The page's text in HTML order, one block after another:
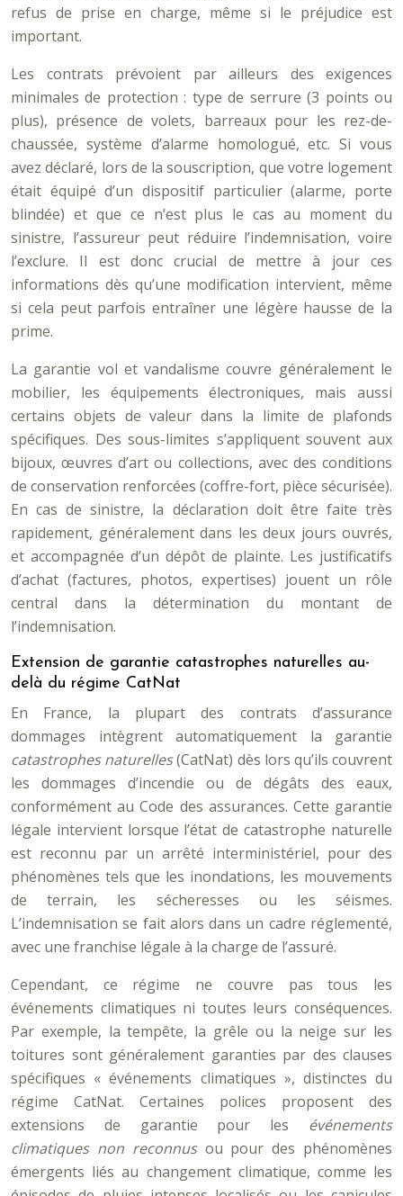
refus de prise en charge, même si le préjudice est
important.
Les contrats prévoient par ailleurs des exigences
minimales de protection : type de serrure (3 points ou
plus), présence de volets, barreaux pour les rez-de-
chaussée, système d’alarme homologué, etc. Si vous
avez déclaré, lors de la souscription, que votre logement
était équipé d’un dispositif particulier (alarme, porte
blindée) et que ce n’est plus le cas au moment du
sinistre, l’assureur peut réduire l’indemnisation, voire
l’exclure. Il est donc crucial de mettre à jour ces
informations dès qu’une modification intervient, même
si cela peut parfois entraîner une légère hausse de la
prime.
La garantie vol et vandalisme couvre généralement le
mobilier, les équipements électroniques, mais aussi
certains objets de valeur dans la limite de plafonds
spécifiques. Des sous-limites s’appliquent souvent aux
bijoux, œuvres d’art ou collections, avec des conditions
de conservation renforcées (coffre-fort, pièce sécurisée).
En cas de sinistre, la déclaration doit être faite très
rapidement, généralement dans les deux jours ouvrés,
et accompagnée d’un dépôt de plainte. Les justificatifs
d’achat (factures, photos, expertises) jouent un rôle
central dans la détermination du montant de
l’indemnisation.
Extension de garantie catastrophes naturelles au-
delà du régime CatNat
En France, la plupart des contrats d’assurance
dommages intègrent automatiquement la garantie
catastrophes naturelles(CatNat) dès lors qu’ils couvrent
les dommages d’incendie ou de dégâts des eaux,
conformément au Code des assurances. Cette garantie
légale intervient lorsque l’état de catastrophe naturelle
est reconnu par un arrêté interministériel, pour des
phénomènes tels que les inondations, les mouvements
de terrain, les sécheresses ou les séismes.
L’indemnisation se fait alors dans un cadre réglementé,
avec une franchise légale à la charge de l’assuré.
Cependant, ce régime ne couvre pas tous les
événements climatiques ni toutes leurs conséquences.
Par exemple, la tempête, la grêle ou la neige sur les
toitures sont généralement garanties par des clauses
spécifiques « événements climatiques », distinctes du
régime CatNat. Certaines polices proposent des
extensions de garantie pour les événements
climatiques non reconnusou pour des phénomènes
émergents liés au changement climatique, comme les